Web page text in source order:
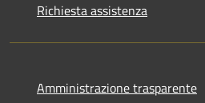
Richiesta assistenza
Amministrazione trasparente